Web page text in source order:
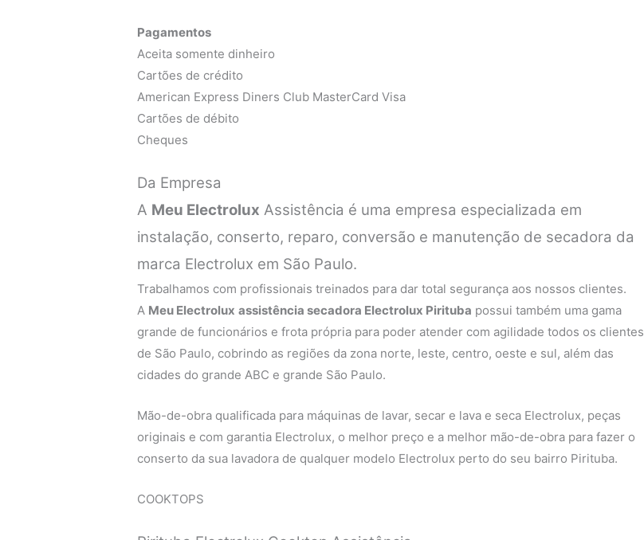
Pagamentos
Aceita somente dinheiro
Cartões de crédito
American Express Diners Club MasterCard Visa
Cartões de débito
Cheques
Da Empresa
A Meu Electrolux Assistência é uma empresa especializada em
instalação, conserto, reparo, conversão e manutenção de secadora da
marca Electrolux em São Paulo.
Trabalhamos com profissionais treinados para dar total segurança aos nossos clientes.
A Meu Electrolux assistência secadora Electrolux Pirituba possui também uma gama
grande de funcionários e frota própria para poder atender com agilidade todos os clientes
de São Paulo, cobrindo as regiões da zona norte, leste, centro, oeste e sul, além das
cidades do grande ABC e grande São Paulo.
Mão-de-obra qualificada para máquinas de lavar, secar e lava e seca Electrolux, peças
originais e com garantia Electrolux, o melhor preço e a melhor mão-de-obra para fazer o
conserto da sua lavadora de qualquer modelo Electrolux perto do seu bairro Pirituba.
COOKTOPS